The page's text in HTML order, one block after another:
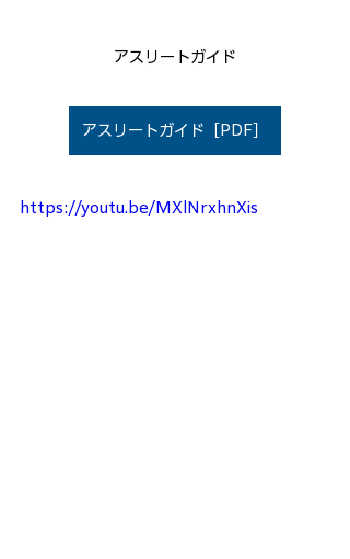
アスリートガイド
アスリートガイド［PDF］
https://youtu.be/MXlNrxhnXis